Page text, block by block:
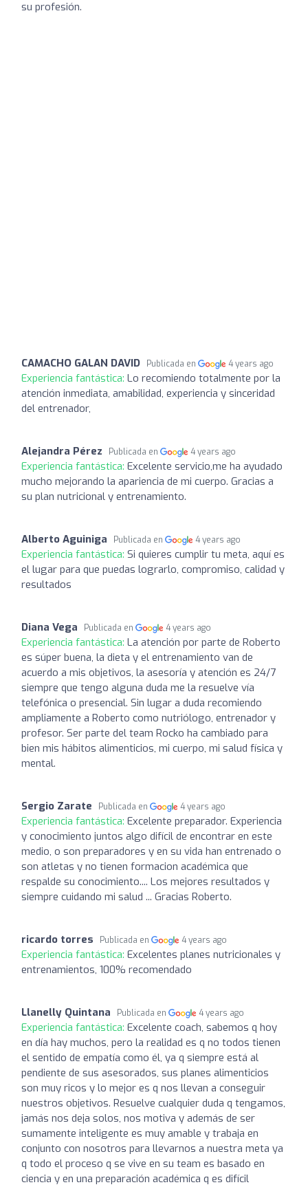
su profesión.
CAMACHO GALAN DAVID Publicada en 4 years ago
Experiencia fantástica: Lo recomiendo totalmente por la
atención inmediata, amabilidad, experiencia y sinceridad
del entrenador,
Alejandra Pérez Publicada en 4 years ago
Experiencia fantástica: Excelente servicio,me ha ayudado
mucho mejorando la apariencia de mi cuerpo. Gracias a
su plan nutricional y entrenamiento.
Alberto Aguiniga Publicada en 4 years ago
Experiencia fantástica: Si quieres cumplir tu meta, aquí es
el lugar para que puedas lograrlo, compromiso, calidad y
resultados
Diana Vega Publicada en 4 years ago
Experiencia fantástica: La atención por parte de Roberto
es súper buena, la dieta y el entrenamiento van de
acuerdo a mis objetivos, la asesoría y atención es 24/7
siempre que tengo alguna duda me la resuelve vía
telefónica o presencial. Sin lugar a duda recomiendo
ampliamente a Roberto como nutriólogo, entrenador y
profesor. Ser parte del team Rocko ha cambiado para
bien mis hábitos alimenticios, mi cuerpo, mi salud física y
mental.
Sergio Zarate Publicada en 4 years ago
Experiencia fantástica: Excelente preparador. Experiencia
y conocimiento juntos algo difícil de encontrar en este
medio, o son preparadores y en su vida han entrenado o
son atletas y no tienen formacion académica que
respalde su conocimiento.... Los mejores resultados y
siempre cuidando mi salud ... Gracias Roberto.
ricardo torres Publicada en 4 years ago
Experiencia fantástica: Excelentes planes nutricionales y
entrenamientos, 100% recomendado
Llanelly Quintana Publicada en 4 years ago
Experiencia fantástica: Excelente coach, sabemos q hoy
en día hay muchos, pero la realidad es q no todos tienen
el sentido de empatía como él, ya q siempre está al
pendiente de sus asesorados, sus planes alimenticios
son muy ricos y lo mejor es q nos llevan a conseguir
nuestros objetivos. Resuelve cualquier duda q tengamos,
jamás nos deja solos, nos motiva y además de ser
sumamente inteligente es muy amable y trabaja en
conjunto con nosotros para llevarnos a nuestra meta ya
q todo el proceso q se vive en su team es basado en
ciencia y en una preparación académica q es difícil